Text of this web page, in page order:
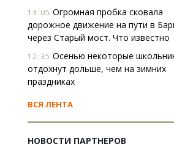
13:05 Огромная пробка сковала
дорожное движение на пути в
через Старый мост. Что известно
12:35 Осенью некоторые
отдохнут дольше, чем на зимних
праздниках
ВСЯ ЛЕНТА
НОВОСТИ ПАРТНЕРОВ